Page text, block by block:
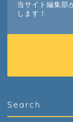
当サイト編集部
します！
Search